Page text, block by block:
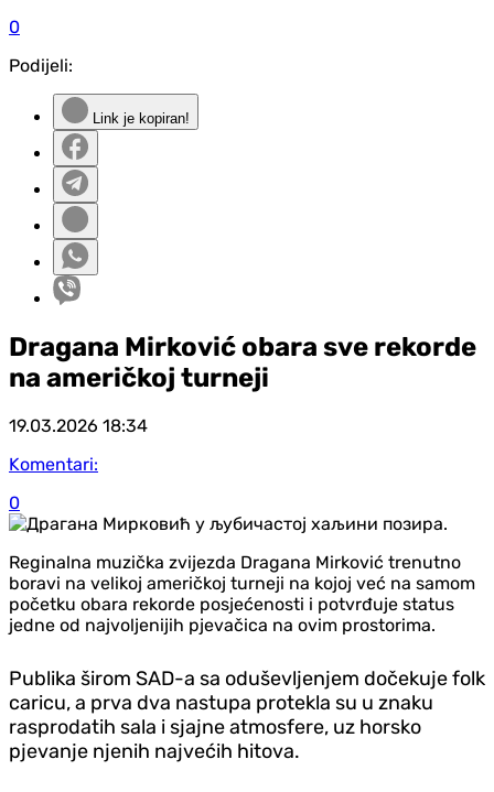
0
Podijeli:
Link je kopiran!
Dragana Mirković obara sve rekorde
na američkoj turneji
19.03.2026 18:34
Komentari:
0
Reginalna muzička zvijezda Dragana Mirković trenutno
boravi na velikoj američkoj turneji na kojoj već na samom
početku obara rekorde posjećenosti i potvrđuje status
jedne od najvoljenijih pjevačica na ovim prostorima.
Publika širom SAD-a sa oduševljenjem dočekuje folk
caricu, a prva dva nastupa protekla su u znaku
rasprodatih sala i sjajne atmosfere, uz horsko
pjevanje njenih najvećih hitova.